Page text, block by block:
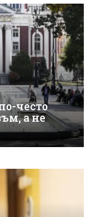
често
а не